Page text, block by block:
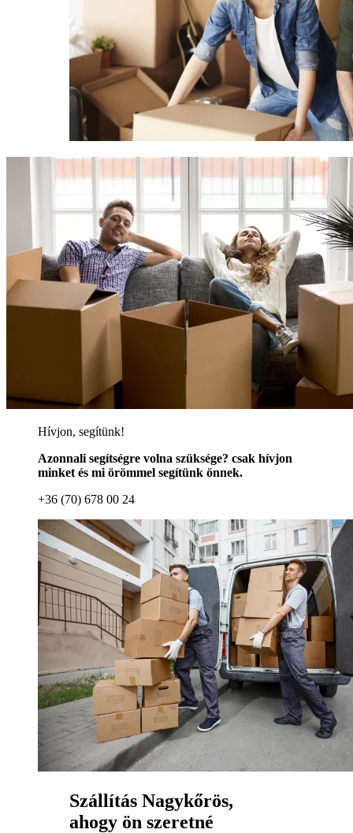
Hívjon, segítünk!
Azonnali segítségre volna szüksége? csak hívjon
minket és mi örömmel segítünk önnek.
+36 (70) 678 00 24
Szállítás Nagykőrös,
ahogy ön szeretné